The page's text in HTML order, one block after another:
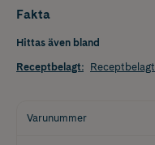
Fakta
Hittas även bland
Receptbelagt: Receptbelagt
Varunummer